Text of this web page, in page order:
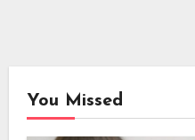
You Missed